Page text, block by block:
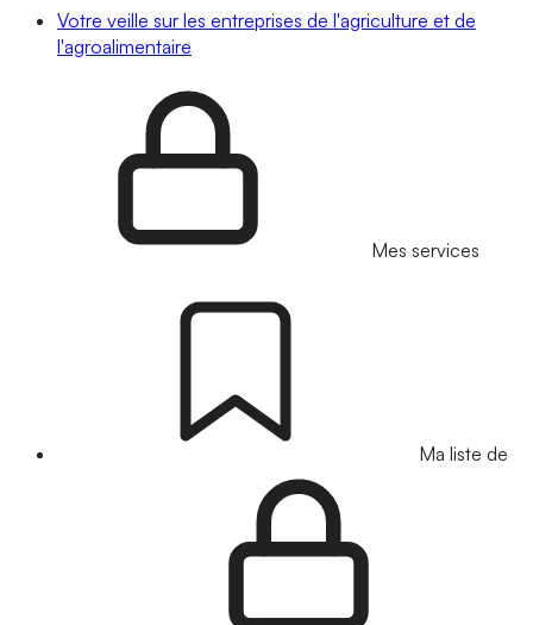
Votre veille sur les entreprises de l'agriculture et de
l'agroalimentaire
Mes services
Ma liste de